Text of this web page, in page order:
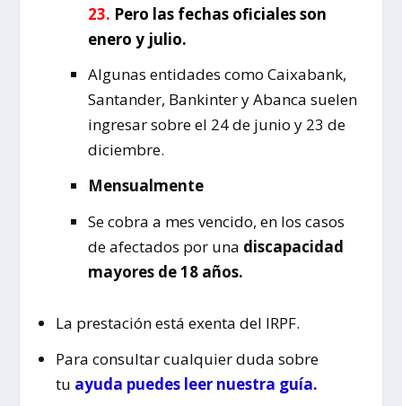
23. Pero las fechas oficiales son
enero y julio.
Algunas entidades como Caixabank,
Santander, Bankinter y Abanca suelen
ingresar sobre el 24 de junio y 23 de
diciembre.
Mensualmente
Se cobra a mes vencido, en los casos
de afectados por una discapacidad
mayores de 18 años.
La prestación está exenta del IRPF.
Para consultar cualquier duda sobre
tu ayuda puedes leer nuestra guía.